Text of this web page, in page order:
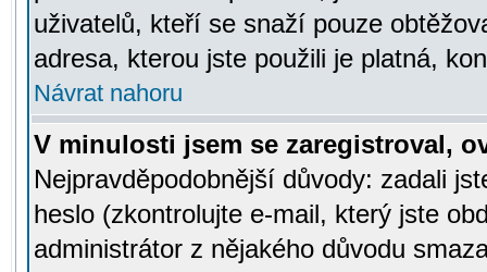
uživatelů, kteří se snaží pouze
adresa, kterou jste použili je platná,
Návrat nahoru
V minulosti jsem se zaregistroval,
Nejpravděpodobnější důvody: zadali
heslo (zkontrolujte e-mail, který jste
administrátor z nějakého důvodu